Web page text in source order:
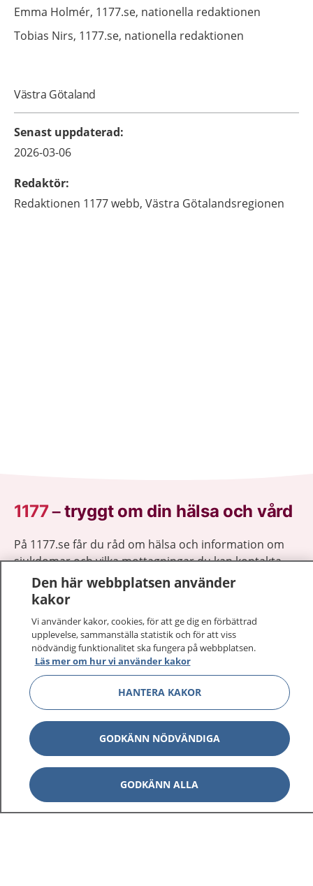
Emma Holmér, 1177.se, nationella redaktionen
Tobias Nirs, 1177.se, nationella redaktionen
Västra Götaland
Senast uppdaterad:
2026-03-06
Redaktör:
Redaktionen 1177 webb, Västra Götalandsregionen
1177–tryggt om din hälsa och vård
På 1177.se får du råd om hälsa och information om
sjukdomar och vilka mottagningar du kan kontakta.
Logga in för att läsa din journal och göra dina
vårdärenden. Ring telefonnummer 1177 för
1177 ger dig råd när du vill må bättre.
1177 på flera språk
Om 1177 Visa
Kontakt Visa
Den här webbplatsen använder
kakor
Vi använder kakor, cookies, för att ge dig en förbättrad
upplevelse, sammanställa statistik och för att viss
nödvändig funktionalitet ska fungera på webbplatsen.
Läs mer om hur vi använder kakor
HANTERA KAKOR
GODKÄNN NÖDVÄNDIGA
GODKÄNN ALLA